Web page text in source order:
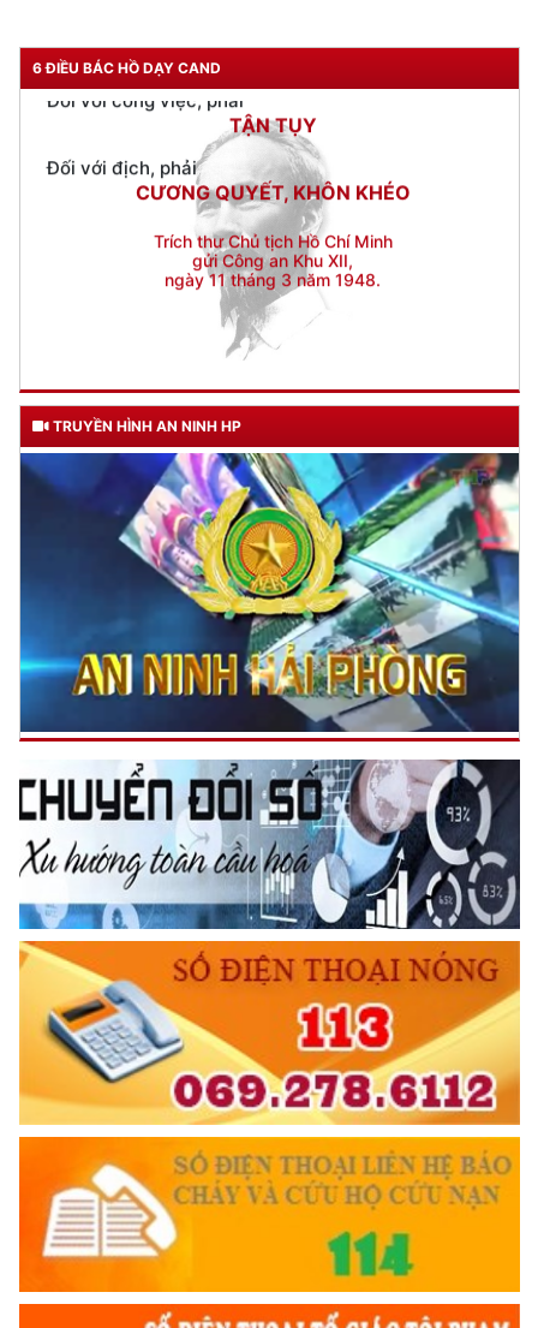
6 ĐIỀU BÁC HỒ DẠY CAND
Đối với địch, phải
CƯƠNG QUYẾT, KHÔN KHÉO
Trích thư Chủ tịch Hồ Chí Minh
gửi Công an Khu XII,
ngày 11 tháng 3 năm 1948.
TRUYỀN HÌNH AN NINH HP